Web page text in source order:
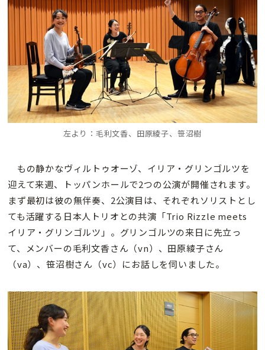
左より：毛利文香、田原綾子、笹沼樹
もの静かなヴィルトゥオーゾ、イリア・グリンゴルツを
迎えて来週、トッパンホールで2つの公演が開催されます。
まず最初は彼の無伴奏、2公演目は、それぞれソリストとし
ても活躍する日本人トリオとの共演「Trio Rizzle meets
イリア・グリンゴルツ」。グリンゴルツの来日に先立っ
て、メンバーの毛利文香さん（vn）、田原綾子さん
（va）、笹沼樹さん（vc）にお話しを伺いました。